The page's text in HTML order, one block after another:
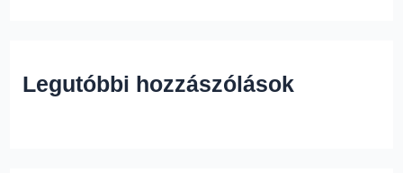
Legutóbbi hozzászólások